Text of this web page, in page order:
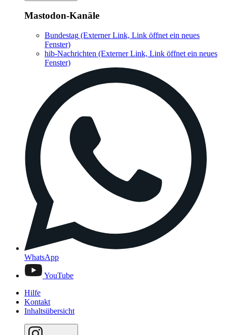
Mastodon-Kanäle
Bundestag (Externer Link, Link öffnet ein neues
Fenster)
hib-Nachrichten (Externer Link, Link öffnet ein neues
Fenster)
WhatsApp
YouTube
Hilfe
Kontakt
Inhaltsübersicht